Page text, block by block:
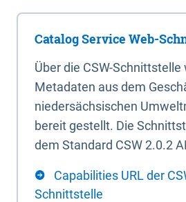
Catalog Service Web-
Über die CSW-Schnittstelle
Metadaten aus dem
niedersächsischen
bereit gestellt. Die
dem Standard CSW 2.0.2
Capabilities URL der
Schnittstelle